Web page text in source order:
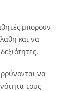
μπορούν
και να
να
τους